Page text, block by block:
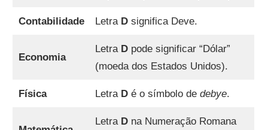
Contabilidade Letra Dsignifica Deve.
Economia
Letra Dpode significar “Dólar”
(moeda dos Estados Unidos).
Física Letra Dé o símbolo de debye.
Letra Dna Numeração Romana